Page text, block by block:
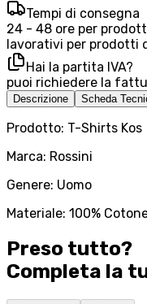
Tempi di consegna
24 - 48 ore per
lavorativi per prodotti
Hai la partita IVA?
puoi richiedere la
Descrizione Scheda
Prodotto: T-Shirts Kos
Marca: Rossini
Genere: Uomo
Materiale: 100%
Preso tutto?
Completa la